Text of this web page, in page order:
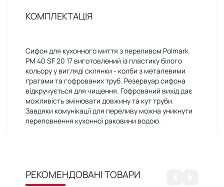
КОМПЛЕКТАЦІЯ
Сифон для кухонного миття з переливом Polmark
PM 40 SF 20 17 виготовлений із пластику білого
кольору у вигляді склянки - колби з металевими
ґратами та гофрованих труб. Резервуар сифона
відкручується для чищення. Гофрований вихід дає
можливість змінювати довжину та кут труби.
Завдяки комунікації для переливу можна уникнути
переповнення кухонної раковини водою.
РЕКОМЕНДОВАНІ ТОВАРИ